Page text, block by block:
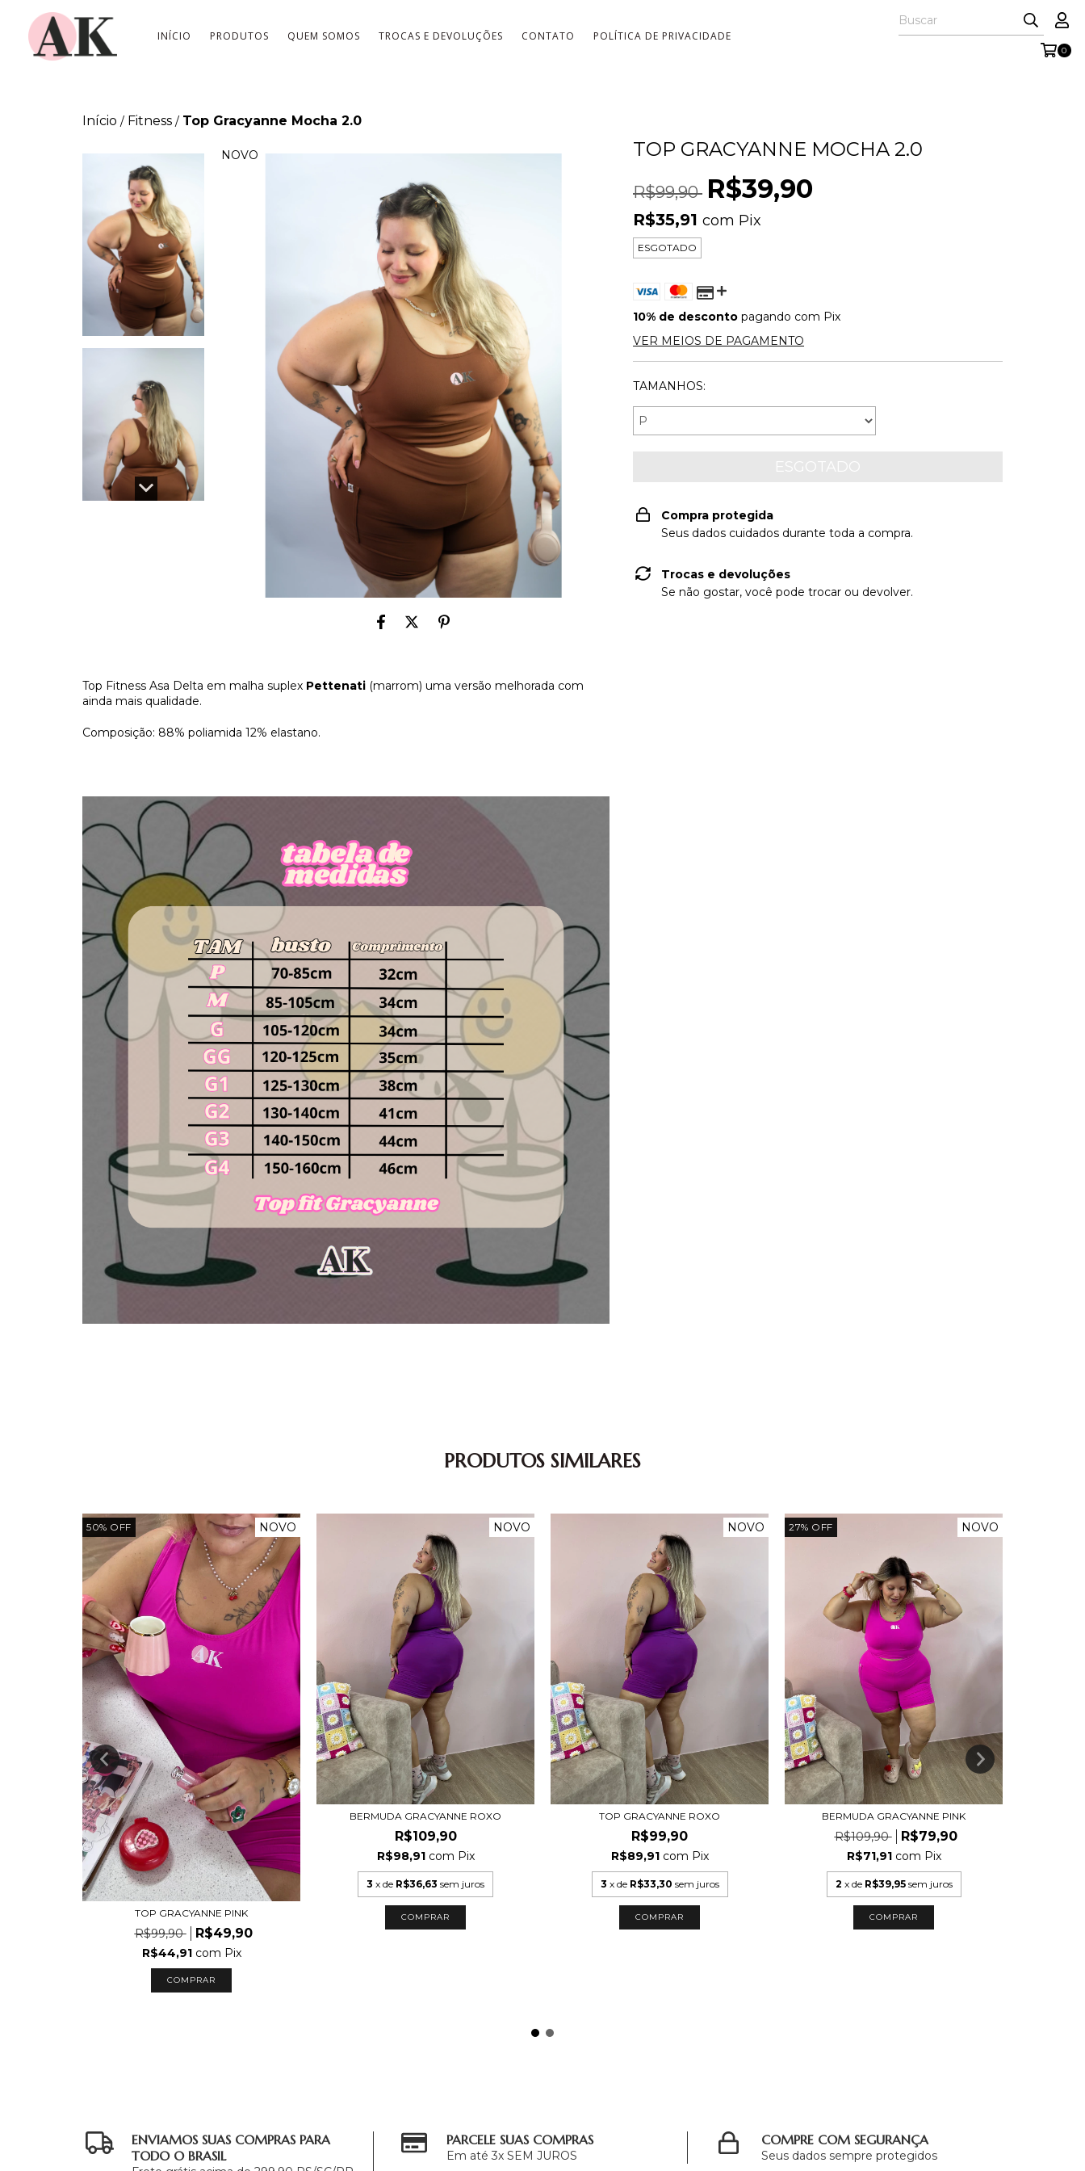
INÍCIO PRODUTOS QUEM SOMOS TROCAS E DEVOLUÇÕES CONTATO POLÍTICA DE PRIVACIDADE
0
Início / Fitness / Top Gracyanne Mocha 2.0
NOVO
Top Fitness Asa Delta em malha suplex Pettenati (marrom) uma versão melhorada com
ainda mais qualidade.
Composição: 88% poliamida 12% elastano.
TOP GRACYANNE MOCHA 2.0
R$99,90 R$39,90
R$35,91com Pix
ESGOTADO
10% de desconto pagando com Pix
VER MEIOS DE PAGAMENTO
TAMANHOS:
Compra protegida
Seus dados cuidados durante toda a compra.
Trocas e devoluções
Se não gostar, você pode trocar ou devolver.
PRODUTOS SIMILARES
50% OFF NOVO
TOP GRACYANNE PINK
R$99,90 R$49,90
R$44,91 com Pix
COMPRAR
NOVO
BERMUDA GRACYANNE ROXO
R$109,90
R$98,91 com Pix
3 x de R$36,63 sem juros
COMPRAR
NOVO
TOP GRACYANNE ROXO
R$99,90
R$89,91 com Pix
3 x de R$33,30 sem juros
COMPRAR
27% OFF NOVO
BERMUDA GRACYANNE PINK
R$109,90 R$79,90
R$71,91 com Pix
2 x de R$39,95 sem juros
COMPRAR
ENVIAMOS SUAS COMPRAS PARA
TODO O BRASIL
PARCELE SUAS COMPRAS
Em até 3x SEM JUROS
COMPRE COM SEGURANÇA
Seus dados sempre protegidos